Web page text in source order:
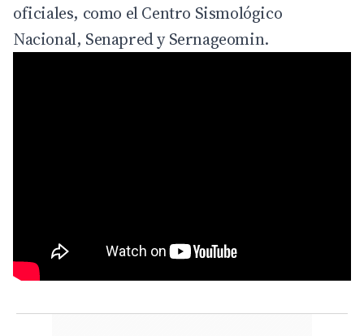
oficiales, como el Centro Sismológico
Nacional, Senapred y Sernageomin.